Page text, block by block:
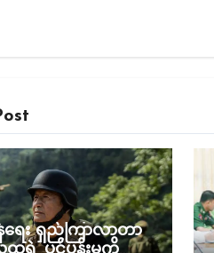
ေး ရှည်ကြာလာတာ